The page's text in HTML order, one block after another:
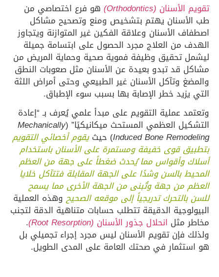
(Orthodontics)
هو فرع اختصاصي من
يهتم بتشخيص ومنع وتصحيح مشاكل
الأسنان وعلاقة الفكين غير المتوازنة ويتجاوز
من العلاج مجرد الحصول على ابتسامة جميلة
تحقيق وظيفة فموية صحية وحماية المريض من
قد تبدو بعيدة عن الأسنان مثل صعوبات النطق
وتآكل الأسنان غير الطبيعي وحتى أمراض اللثة
خطر الإصابة بها بسبب سوء الإطباق.
عملية التقويم على مبدأ علمي يُعرف بـ “إعادة
العظمي المستحث ميكانيكيًا” (Mechanically
Induced Bone) حيثيقوم أخصائي التقويم
قوى خفيفة ومستمرة على الأسنان باستخدام
وأقواس مما يُحدث ضغطاً على جهة من العظم
بالسن وشدًا على الجهة المقابلة فتتآكل خلايا
من جهة وتُبنى من الجهة الأخرى مما يسمح
تدريجياً إلى موقعه الصحيحوهذه العملية
الدقيقة تتطلب حسابات متناهية الدقة لتجنب
مثلانحلال جذور الأسنان(Root Resorption)
.
فإن تقويم الأسنان ليس مجرد إجراء تجميلي بل
في صحتك العامة على المدى الطويل.